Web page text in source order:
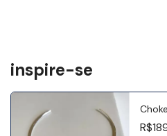
inspire-se